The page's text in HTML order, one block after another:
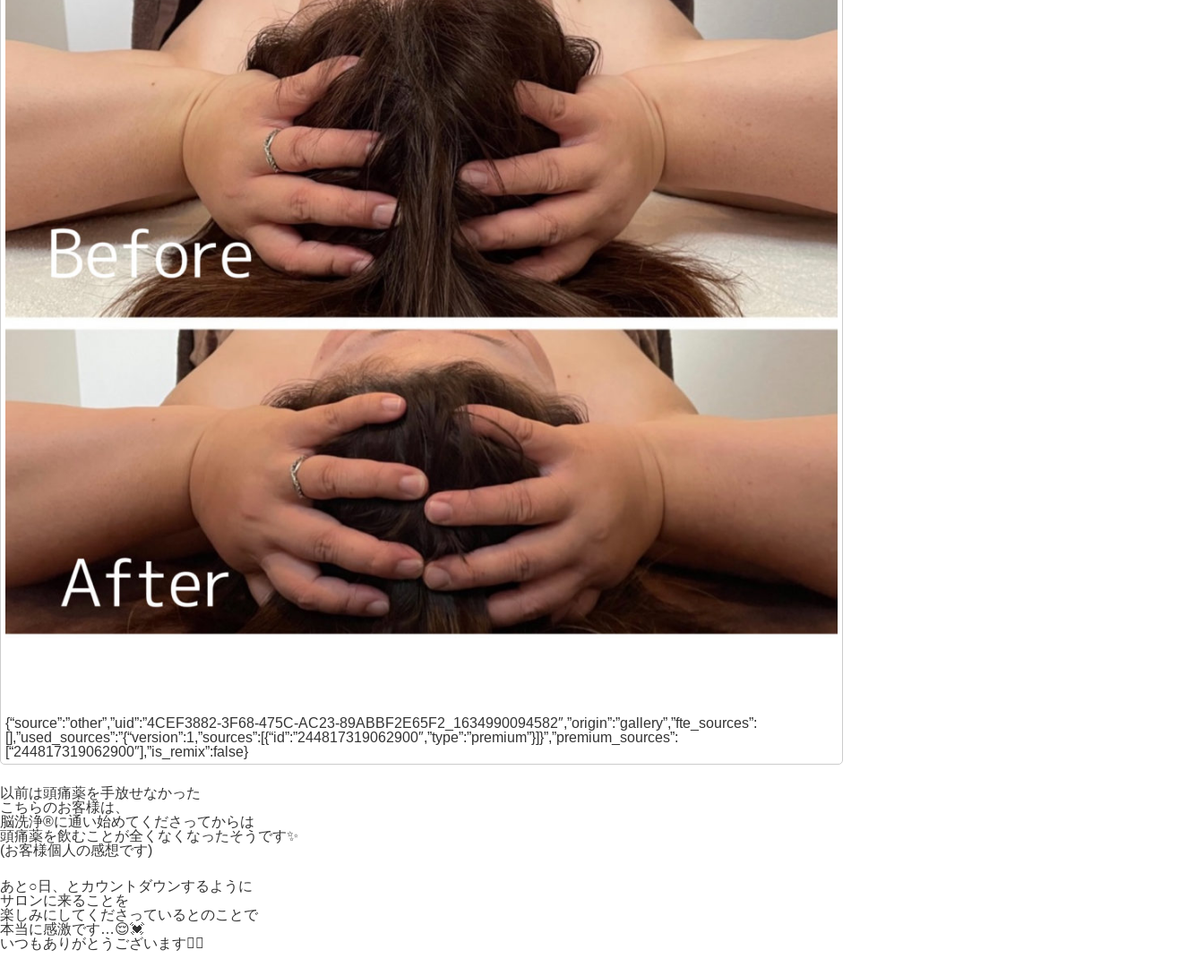
{“source”:”other”,”uid”:”4CEF3882-3F68-475C-AC23-89ABBF2E65F2_1634990094582″,”origin”:”gallery”,”fte_sources”:
[],”used_sources”:”{“version”:1,”sources”:[{“id”:”244817319062900″,”type”:”premium”}]}”,”premium_sources”:
[“244817319062900″],”is_remix”:false}
以前は頭痛薬を手放せなかった
こちらのお客様は、
脳洗浄®︎に通い始めてくださってからは
頭痛薬を飲むことが全くなくなったそうです✨
(お客様個人の感想です)
あと○日、とカウントダウンするように
サロンに来ることを
楽しみにしてくださっているとのことで
本当に感激です…😌💓
いつもありがとうございます🙇‍♀️